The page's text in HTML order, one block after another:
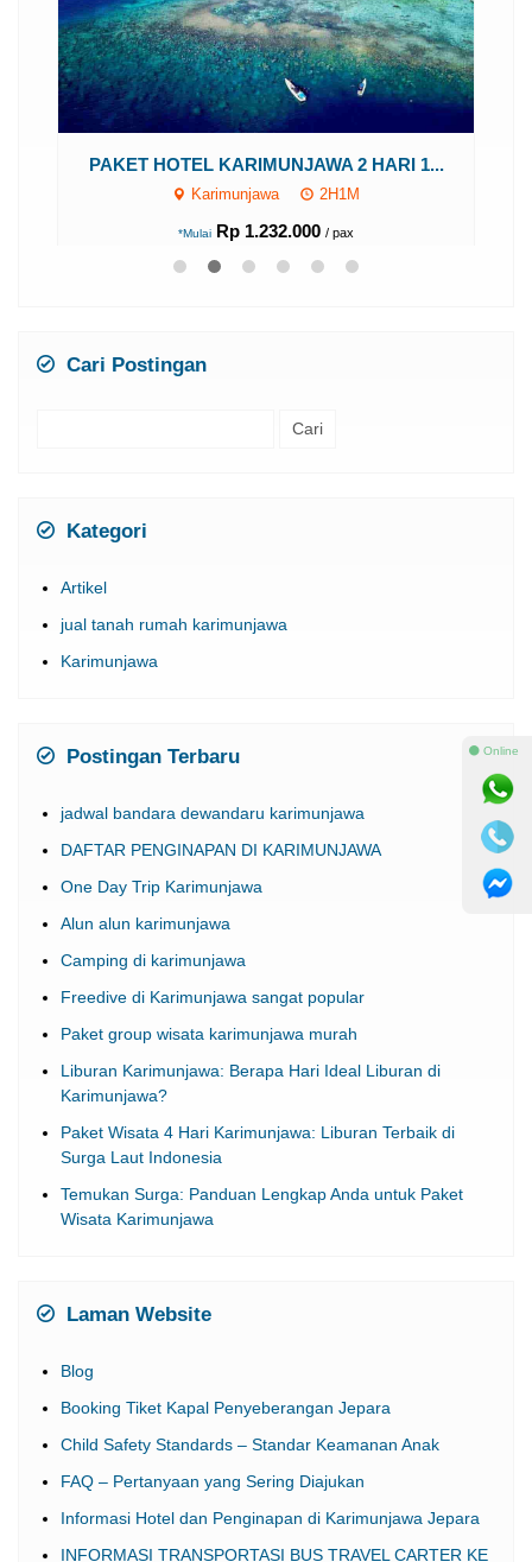
PAKET HOTEL KARIMUNJAWA 2 HARI 1...
Karimunjawa 2H1M
*Mulai Rp 1.232.000 / pax
Artikel
jual tanah rumah karimunjawa
jadwal bandara dewandaru karimunjawa
DAFTAR PENGINAPAN DI KARIMUNJAWA
One Day Trip Karimunjawa
Alun alun karimunjawa
Camping di karimunjawa
Freedive di Karimunjawa sangat popular
Paket group wisata karimunjawa murah
Liburan Karimunjawa: Berapa Hari Ideal Liburan di
Karimunjawa?
Paket Wisata 4 Hari Karimunjawa: Liburan Terbaik di
Surga Laut Indonesia
Temukan Surga: Panduan Lengkap Anda untuk Paket
Blog
Booking Tiket Kapal Penyeberangan Jepara
Child Safety Standards – Standar Keamanan Anak
FAQ – Pertanyaan yang Sering Diajukan
Informasi Hotel dan Penginapan di Karimunjawa Jepara
⚫ Online